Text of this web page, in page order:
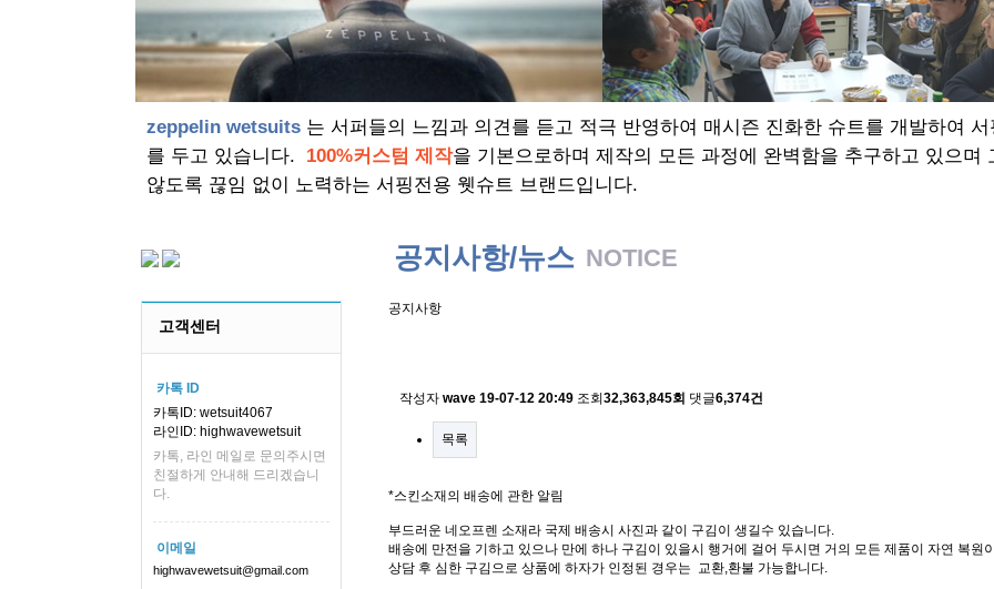
zeppelin wetsuits 는 서퍼들의 느낌과 의견를 듣고 적극 반영하여 매시즌 진화한 슈트를 개발하여
를 두고 있습니다. 100%커스텀 제작을 기본으로하며 제작의 모든 과정에 완벽함을 추구하고 있으며
않도록 끊임 없이 노력하는 서핑전용 웻슈트 브랜드입니다.
고객센터
카톡 ID
카톡ID: wetsuit4067
라인ID: highwavewetsuit
카톡, 라인 메일로 문의주시면
친절하게 안내해 드리겠습니
다.
이메일
highwavewetsuit@gmail.com
공지사항/뉴스 NOTICE
공지사항
작성자 wave 19-07-12 20:49 조회 32,363,845회 댓글6,374건
목록
*스킨소재의 배송에 관한 알림
부드러운 네오프렌 소재라 국제 배송시 사진과 같이 구김이 생길수 있습니다.
배송에 만전을 기하고 있으나 만에 하나 구김이 있을시 행거에 걸어 두시면 거의 모든 제품이 자연 복원
상담 후 심한 구김으로 상품에 하자가 인정된 경우는 교환,환불 가능합니다.